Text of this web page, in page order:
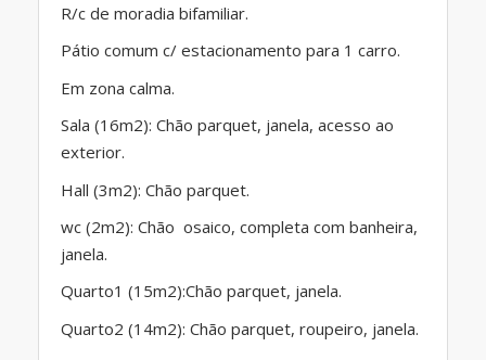
R/c de moradia bifamiliar.
Pátio comum c/ estacionamento para 1 carro.
Em zona calma.
Sala (16m2): Chão parquet, janela, acesso ao
exterior.
Hall (3m2): Chão parquet.
wc (2m2): Chão osaico, completa com banheira,
janela.
Quarto1 (15m2):Chão parquet, janela.
Quarto2 (14m2): Chão parquet, roupeiro, janela.